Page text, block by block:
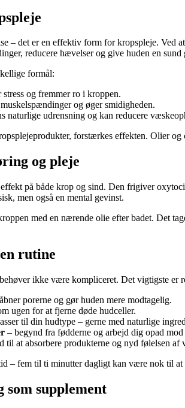
– det er en effektiv form for kropspleje.
reducere hævelser og give huden en sund
formål:
og fremmer ro i kroppen.
og øger smidigheden.
naturlige udrensning og kan reducere
forstærkes effekten. Olier
og pleje
på både krop og sind. Den frigiver
men også en mental gevinst.
med en nærende olie efter badet. Det
rutine
ikke være kompliceret. Det vigtigste er
porerne og gør huden mere modtagelig.
ugen for at fjerne døde hudceller.
til din hudtype – gerne med naturlige
– begynd fra fødderne og arbejd dig opad
til at absorbere produkterne og nyd følelsen af
– fem til ti minutter dagligt kan være nok til
som supplement